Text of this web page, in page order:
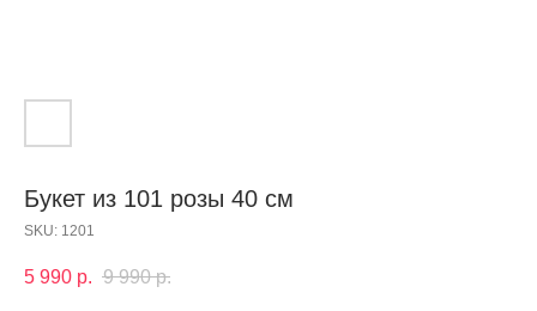
Букет из 101 розы 40 см
SKU: 1201
5 990 р. 9 990 р.